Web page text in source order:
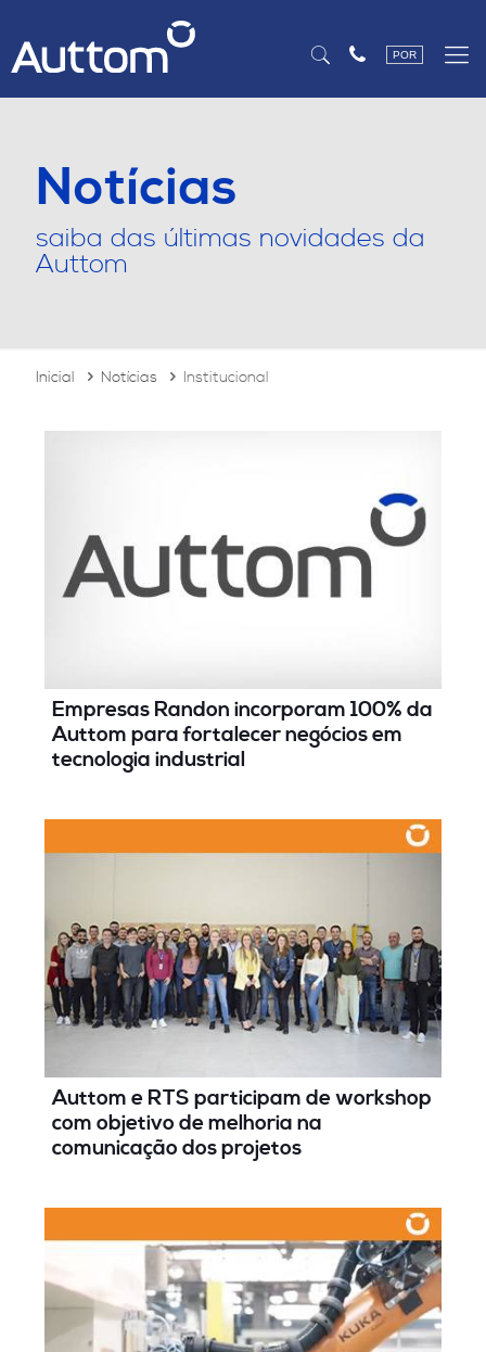
POR
Notícias
saiba das últimas novidades da
Auttom
Inicial Notícias Institucional
Empresas Randon incorporam 100% da
Auttom para fortalecer negócios em
tecnologia industrial
Auttom e RTS participam de workshop
com objetivo de melhoria na
comunicação dos projetos